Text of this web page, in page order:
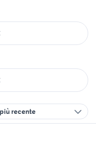
recente